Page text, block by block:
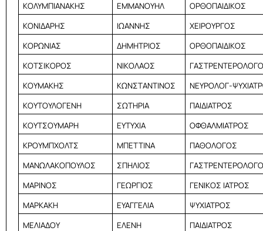
ΚΟΛΥΜΠΙΑΝΑΚΗΣ
ΕΜΜΑΝΟΥΗΛ
ΟΡΘΟΠΑΙΔΙΚΟΣ
ΚΟΝΙΔΑΡΗΣ
ΙΩΑΝΝΗΣ
ΧΕΙΡΟΥΡΓΟΣ
ΚΟΡΩΝΙΑΣ
ΔΗΜΗΤΡΙΟΣ
ΟΡΘΟΠΑΙΔΙΚΟΣ
ΚΟΤΣΙΚΟΡΟΣ
ΝΙΚΟΛΑΟΣ
ΚΟΥΜΑΚΗΣ
ΚΩΝΣΤΑΝΤΙΝΟΣ
ΝΕΥΡΟΛΟΓ-
ΚΟΥΤΟΥΛΟΓΕΝΗ
ΣΩΤΗΡΙΑ
ΠΑΙΔΙΑΤΡΟΣ
ΚΟΥΤΣΟΥΜΑΡΗ
ΕΥΤΥΧΙΑ
ΟΦΘΑΛΜΙΑΤΡΟΣ
ΚΡΟΥΜΠΧΟΛΤΣ
ΜΠΕΤΤΙΝΑ
ΠΑΘΟΛΟΓΟΣ
ΜΑΝΩΛΑΚΟΠΟΥΛΟΣ
ΣΠΗΛΙΟΣ
ΜΑΡΙΝΟΣ
ΓΕΩΡΓΙΟΣ
ΓΕΝΙΚΟΣ ΙΑΤΡΟΣ
ΜΑΡΚΑΚΗ
ΕΥΑΓΓΕΛΙΑ
ΨΥΧΙΑΤΡΟΣ
ΜΕΛΙΑΔΟΥ
ΕΛΕΝΗ
ΠΑΙΔΙΑΤΡΟΣ